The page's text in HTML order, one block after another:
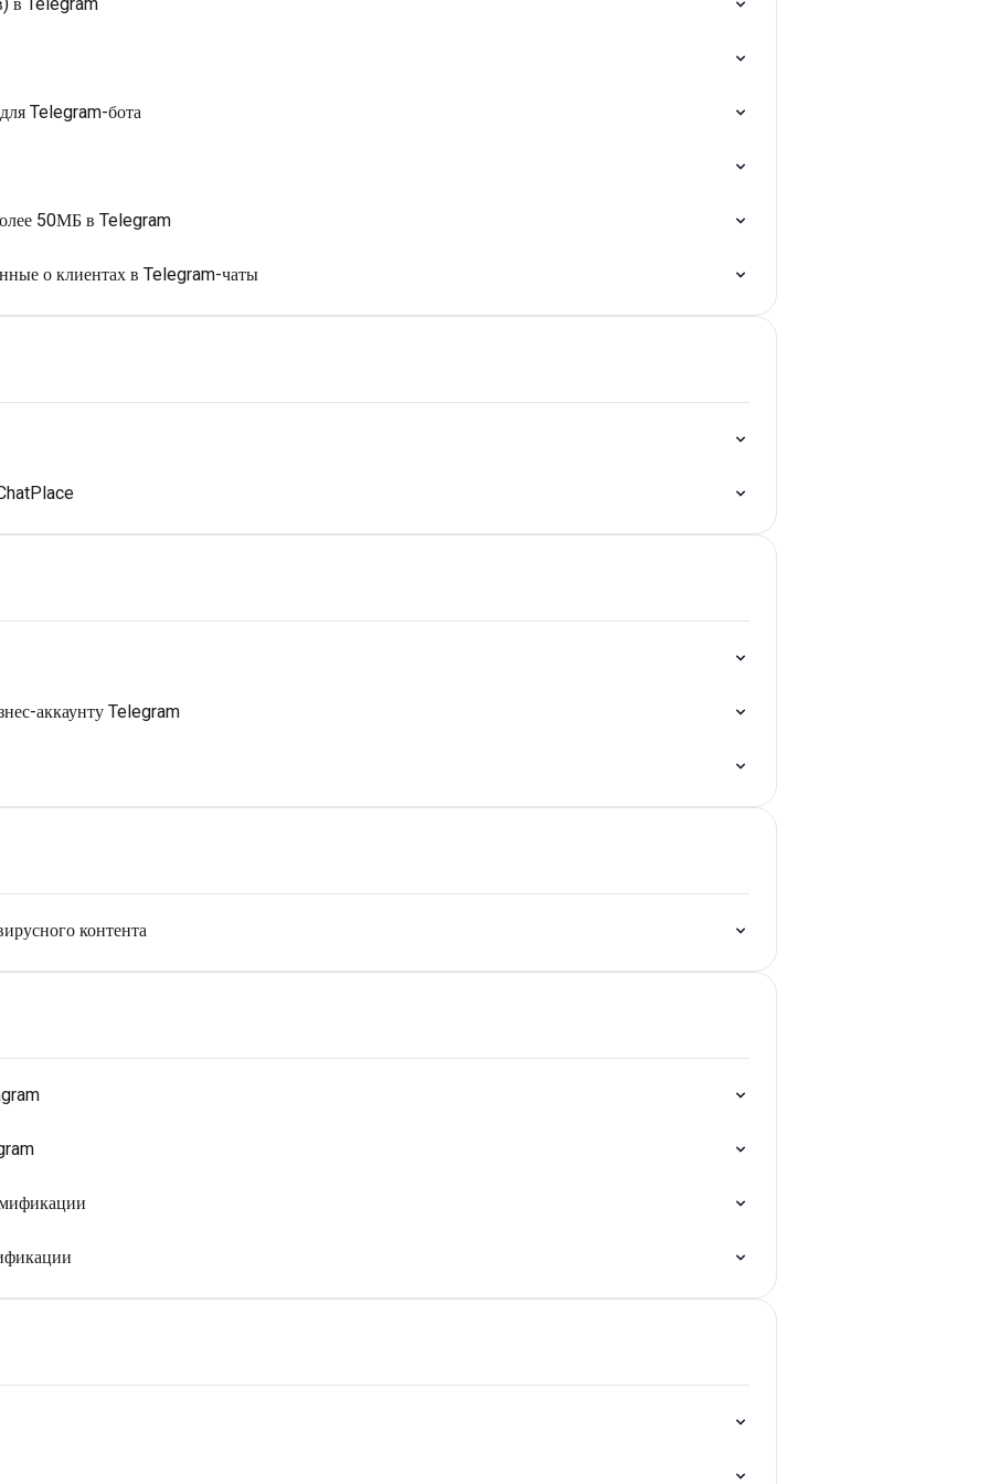
Telegram-бота
50МБ в Telegram
о клиентах в Telegram-чаты
аккаунту Telegram
контента